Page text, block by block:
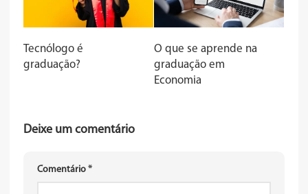
Tecnólogo é
graduação?
O que se aprende na
graduação em
Economia
Deixe um comentário
Comentário *